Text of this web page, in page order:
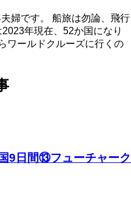
婦です。 船旅は勿論、飛行
年現在、52か国になり
ワールドクルーズに行くの
9日間⑬フューチャーク